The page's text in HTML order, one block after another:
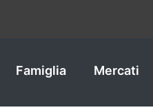
Famiglia Mercati